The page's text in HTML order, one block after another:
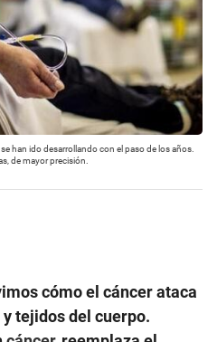
han ido desarrollando con el paso de los años.
de mayor precisión.
cómo el cáncer ataca
tejidos del cuerpo.